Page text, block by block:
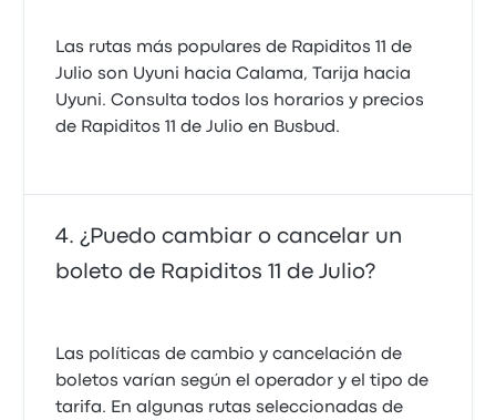
Las rutas más populares de Rapiditos 11 de
Julio son Uyuni hacia Calama, Tarija hacia
Uyuni. Consulta todos los horarios y precios
de Rapiditos 11 de Julio en Busbud.
¿Puedo cambiar o cancelar un
boleto de Rapiditos 11 de Julio?
Las políticas de cambio y cancelación de
boletos varían según el operador y el tipo de
tarifa. En algunas rutas seleccionadas de